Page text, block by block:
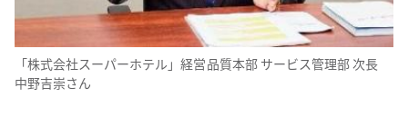
「株式会社スーパーホテル」経営品質本部 サービス管理部 次長
中野吉崇さん